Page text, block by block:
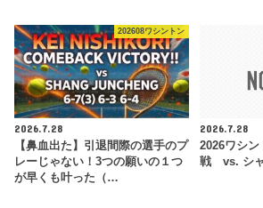
202608ワシントン
2026.7.28
【鼻血出た】引退間際の選手のプ
レーじゃない！3つの願いの１つ
が早くも叶った（…
2026.7.28
2026ワシン
戦 vs. シ